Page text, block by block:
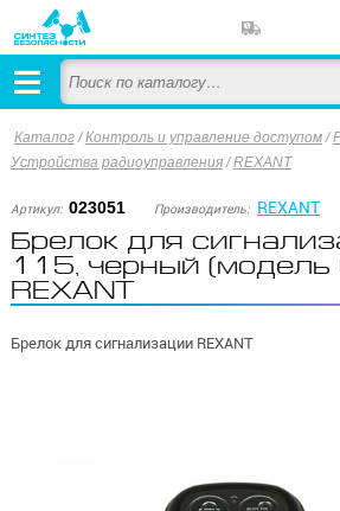
Каталог/Контроль и управление доступом /
Устройства радиоуправления /REXANT
Артикул: 023051 Производитель: REXANT
Брелок для
115, черный (модель
REXANT
Брелок для сигнализации REXANT